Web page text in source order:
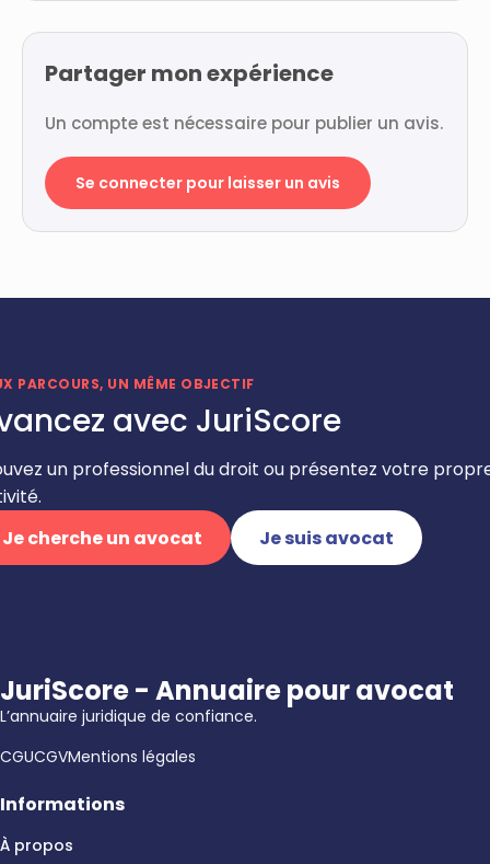
Partager mon expérience
Un compte est nécessaire pour publier un avis.
Se connecter pour laisser un avis
PARCOURS, UN MÊME OBJECTIF
avec JuriScore
un professionnel du droit ou présentez votre
Je cherche un avocat
Je suis avocat
JuriScore - Annuaire pour avocat
L’annuaire juridique de confiance.
CGUCGVMentions légales
Informations
À propos